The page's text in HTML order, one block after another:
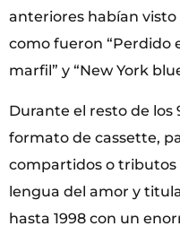
anteriores habían visto
como fueron “Perdido
marfil” y “New York
Durante el resto de los
formato de cassette,
compartidos o tributos
lengua del amor y
hasta 1998 con un